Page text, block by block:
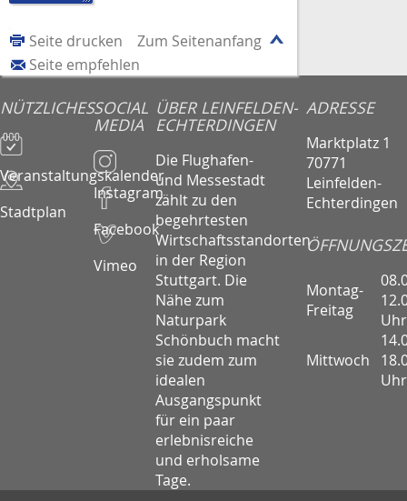
Zum Seitenanfang
Seite drucken
Seite empfehlen
NÜTZLICHES
Veranstaltungskalender
Stadtplan
SOCIAL
MEDIA
Instagram
Facebook
Vimeo
ÜBER LEINFELDEN-
ECHTERDINGEN
Die Flughafen-
und Messestadt
zählt zu den
begehrtesten
Wirtschaftsstandorten
in der Region
Stuttgart. Die
Nähe zum
Naturpark
Schönbuch macht
sie zudem zum
idealen
Ausgangspunkt
für ein paar
erlebnisreiche
und erholsame
Tage.
ADRESSE
Marktplatz 1
70771
Leinfelden-
Echterdingen
Montag-
Freitag
Uhr
Mittwoch
Uhr